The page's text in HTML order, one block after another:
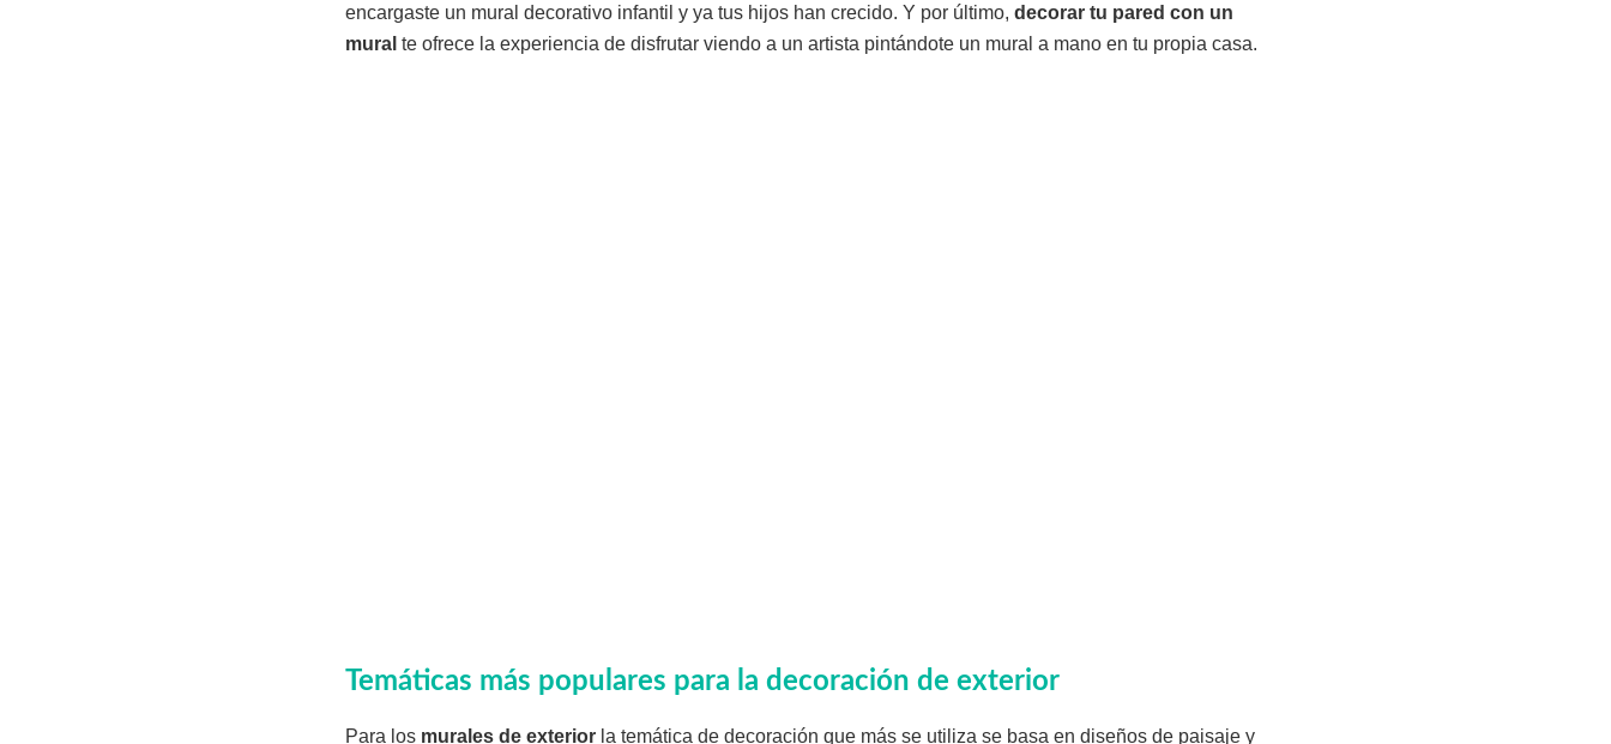
encargaste un mural decorativo infantil y ya tus hijos han crecido. Y por último, decorar tu pared con un
mural te ofrece la experiencia de disfrutar viendo a un artista pintándote un mural a mano en tu propia casa.
Temáticas más populares para la decoración de exterior
Para los murales de exterior la temática de decoración que más se utiliza se basa en diseños de paisaje y